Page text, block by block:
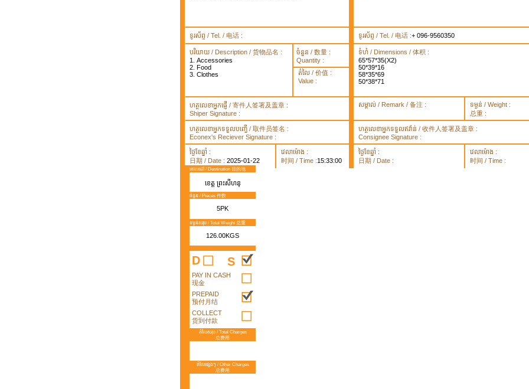
ទូរស័ព្ទ / Tel. / 电话 : ទូរស័ព្ទ / Tel. / 电话 :+ 096-9560350
បរិយាយ / Description / 货物品名 :
1. Accessories
2. Food
3. Clothes
ចំនួន / 数量 :
Quantity :
តំលៃ / 价值 :
Value :
ទំហំ / Dimensions / 体积 :
65*57*35(X2)
50*39*16
58*35*69
50*38*71
ហត្ថលេខាអ្នកផ្ញើ / 寄件人签署及盖章 :
Shiper Signature :
សម្គាល់ / Remark / 备注 :
ទម្ងន់ / Weight :
总重 :
ហត្ថលេខាអ្នកទទួលបញ្ធើ / 取件员签名 :
Econex's Reciever Signature :
ហត្ថលេខាអ្នកទទួលឥវ៉ាន់ / 收件人签署及盖章 :
Consignee Signature :
ថ្ងៃខែឆ្នាំ :
日期 / Date : 2025-01-22
វេលាម៉ោង :
时间 / Time :15:33:00
ថ្ងៃខែឆ្នាំ :
日期 / Date :
វេលាម៉ោង :
时间 / Time :
គោលដៅ / Destination 目的地
ខេត្ត ព្រះសីហនុ
ចំនួន / Pieces 件数
5PK
ទម្ងន់សរុប / Total Weight 总重
126.00KGS
D S
PAY IN CASH
现金
PREPAID
预付月结
COLLECT
货到付款
តំលៃសរុប / Total Charges
总费用
តំលៃផ្សេងៗ / Other Charges
总费用